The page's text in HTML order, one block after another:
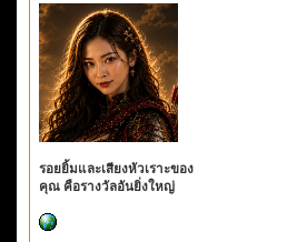
รอยยิ้มและเสียงหัวเราะของ
คุณ คือรางวัลอันยิ่งใหญ่